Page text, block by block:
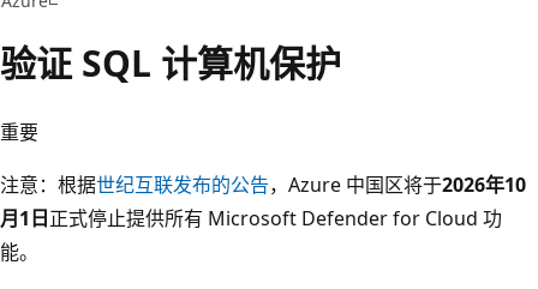
验证 SQL 计算机保护
重要
注意：根据世纪互联发布的公告，Azure 中国区将于2026年10
月1日正式停止提供所有 Microsoft Defender for Cloud 功
能。